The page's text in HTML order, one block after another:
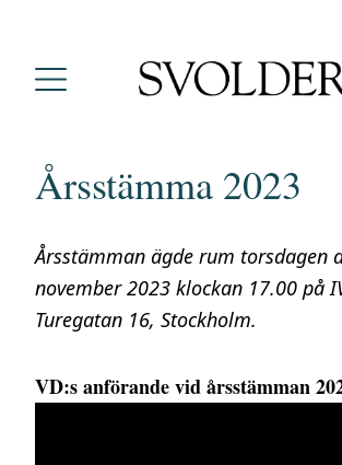
Årsstämma 2023
Årsstämman ägde rum torsdagen
november 2023 klockan 17.00 på
Turegatan 16, Stockholm.
VD:s anförande vid årsstämman